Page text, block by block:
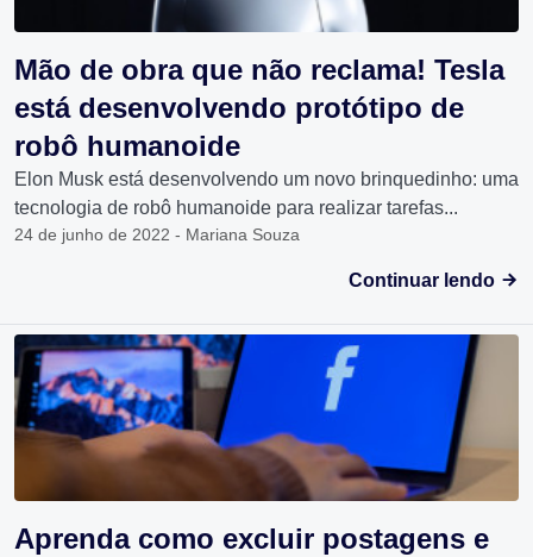
Mão de obra que não reclama! Tesla
está desenvolvendo protótipo de
robô humanoide
Elon Musk está desenvolvendo um novo brinquedinho: uma
tecnologia de robô humanoide para realizar tarefas...
24 de junho de 2022 - Mariana Souza
Continuar lendo
Aprenda como excluir postagens e